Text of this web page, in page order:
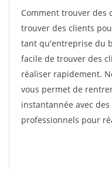
Comment trouver des
trouver des clients
tant qu'entreprise du
facile de trouver des
réaliser rapidement.
vous permet de
instantannée avec
professionnels pour